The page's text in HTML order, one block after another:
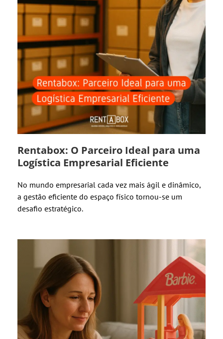
Rentabox: O Parceiro Ideal para uma
Logística Empresarial Eficiente
No mundo empresarial cada vez mais ágil e dinâmico,
a gestão eficiente do espaço físico tornou-se um
desafio estratégico.